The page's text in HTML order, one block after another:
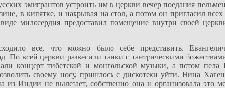
эмигрантов устроить им в церкви вечер поедания
в кипятке, и накрывая на стол, а потом он пригласил
милосердия предоставил помещение внутри своей
все, что можно было себе представить.
По всей церкви развесили танки с тантрическими
концерт тибетской и монгольской музыки, а потом
своему носу, пришлось с дискотеки уйти. Нина
из Индии не вылезает, собственно она и организовала это